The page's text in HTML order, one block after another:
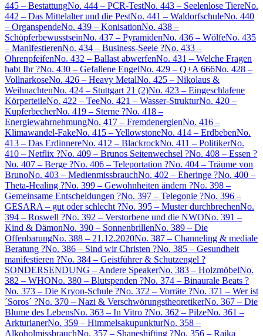
445 – BestattungNo. 444 – PCR-TestNo. 443 – Seelenlose TiereNo.
442 – Das Mittelalter und die PestNo. 441 – WaldorfschuleNo. 440
– OrganspendeNo. 439 – KonisationNo. 438 –
SchöpferbewusstseinNo. 437 – PyramidenNo. 436 – WölfeNo. 435
– ManifestierenNo. 434 – Business-Seele ?No. 433 –
OhrenpfeifenNo. 432 – Ballast abwerfenNo. 431 – Welche Fragen
habt Ihr ?No. 430 – Gefallene EngelNo. 429 – Q+A 666No. 428 –
VollnarkoseNo. 426 – Heavy MetalNo. 425 – Nikolaus &
WeihnachtenNo. 424 – Stuttgart 21 (2)No. 423 – Eingeschlafene
KörperteileNo. 422 – TeeNo. 421 – Wasser-StrukturNo. 420 –
KupferbecherNo. 419 – Sterne ?No. 418 –
EnergiewahrnehmungNo. 417 – FremdenergienNo. 416 –
Klimawandel-FakeNo. 415 – YellowstoneNo. 414 – ErdbebenNo.
413 – Das ErdinnereNo. 412 – BlackrockNo. 411 – PolitikerNo.
410 – Netflix ?No. 409 – Brunos Seitenwechsel ?No. 408 – Essen ?
No. 407 – Berge ?No. 406 – Teleportation ?No. 404 – Träume von
BrunoNo. 403 – MedienmissbrauchNo. 402 – Eheringe ?No. 400 –
Theta-Healing ?No. 399 – Gewohnheiten ändern ?No. 398 –
Gemeinsame Entscheidungen ?No. 397 – Telegonie ?No. 396 –
GESARA – gut oder schlecht ?No. 395 – Muster durchbrechenNo.
394 – Roswell ?No. 392 – Verstorbene und die NWONo. 391 –
Kind & DämonNo. 390 – SonnenbrillenNo. 389 – Die
OffenbarungNo. 388 – 21.12.2020No. 387 – Channeling & mediale
Beratung ?No. 386 – Sind wir Christen ?No. 385 – Gesundheit
manifestieren ?No. 384 – Geistführer & Schutzengel ?
SONDERSENDUNG – Andere SpeakerNo. 383 – HolzmöbelNo.
382 – WHONo. 380 – Blutspenden ?No. 374 – Binaurale Beats ?
No. 373 – Die Kryon-Schule ?No. 372 – Vorräte ?No. 371 – Wer ist
´Soros´ ?No. 370 – Nazi & VerschwörungstheoretikerNo. 367 – Die
Blume des LebensNo. 363 – In Vitro ?No. 362 – PilzeNo. 361 –
ArkturianerNo. 359 – HimmelsakupunkturNo. 358 –
AlkoholmissbrauchNo. 357 – Shapeshifting ?No. 356 – Raika